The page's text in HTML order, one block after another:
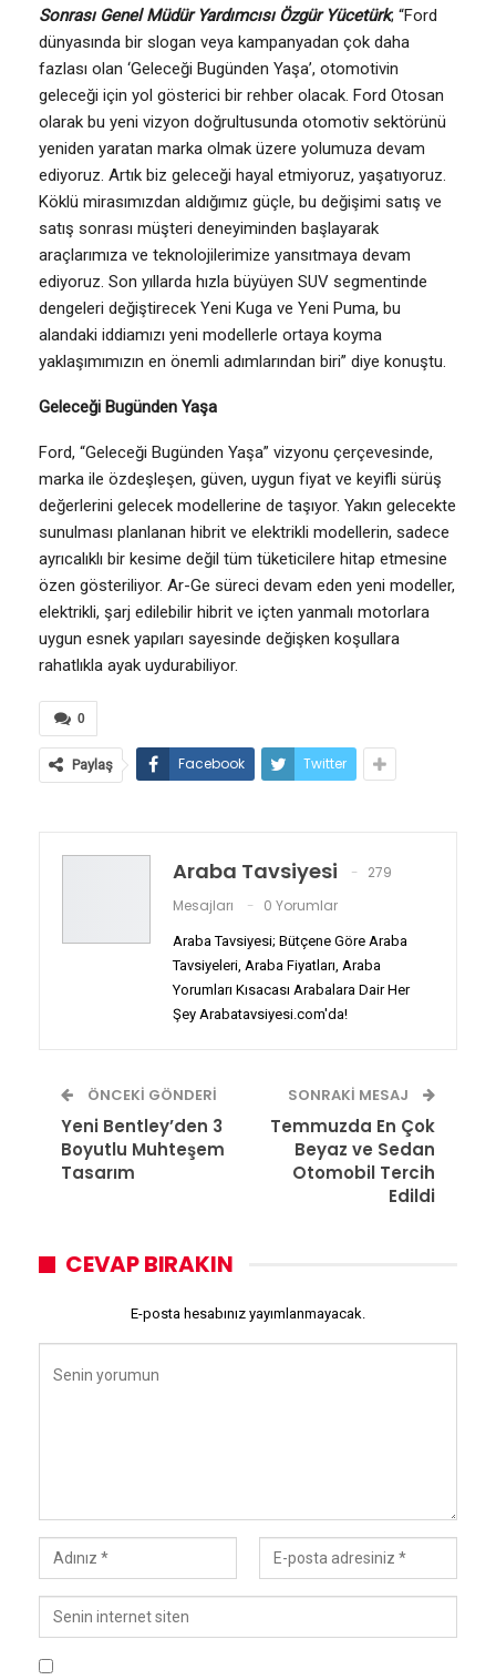
Sonrası Genel Müdür Yardımcısı Özgür Yücetürk; “Ford
dünyasında bir slogan veya kampanyadan çok daha
fazlası olan ‘Geleceği Bugünden Yaşa’, otomotivin
geleceği için yol gösterici bir rehber olacak. Ford Otosan
olarak bu yeni vizyon doğrultusunda otomotiv sektörünü
yeniden yaratan marka olmak üzere yolumuza devam
ediyoruz. Artık biz geleceği hayal etmiyoruz, yaşatıyoruz.
Köklü mirasımızdan aldığımız güçle, bu değişimi satış ve
satış sonrası müşteri deneyiminden başlayarak
araçlarımıza ve teknolojilerimize yansıtmaya devam
ediyoruz. Son yıllarda hızla büyüyen SUV segmentinde
dengeleri değiştirecek Yeni Kuga ve Yeni Puma, bu
alandaki iddiamızı yeni modellerle ortaya koyma
yaklaşımımızın en önemli adımlarından biri” diye konuştu.
Geleceği Bugünden Yaşa
Ford, “Geleceği Bugünden Yaşa” vizyonu çerçevesinde,
marka ile özdeşleşen, güven, uygun fiyat ve keyifli sürüş
değerlerini gelecek modellerine de taşıyor. Yakın gelecekte
sunulması planlanan hibrit ve elektrikli modellerin, sadece
ayrıcalıklı bir kesime değil tüm tüketicilere hitap etmesine
özen gösteriliyor. Ar-Ge süreci devam eden yeni modeller,
elektrikli, şarj edilebilir hibrit ve içten yanmalı motorlara
uygun esnek yapıları sayesinde değişken koşullara
rahatlıkla ayak uydurabiliyor.
0
Paylaş Facebook Twitter
Araba Tavsiyesi
279
Mesajları
0 Yorumlar
Araba Tavsiyesi; Bütçene Göre Araba
Tavsiyeleri, Araba Fiyatları, Araba
Yorumları Kısacası Arabalara Dair Her
Şey Arabatavsiyesi.com'da!
ÖNCEKI GÖNDERI
Yeni Bentley’den 3
Boyutlu Muhteşem
Tasarım
SONRAKI MESAJ
Temmuzda En Çok
Beyaz ve Sedan
Otomobil Tercih
Edildi
CEVAP BIRAKIN
E-posta hesabınız yayımlanmayacak.